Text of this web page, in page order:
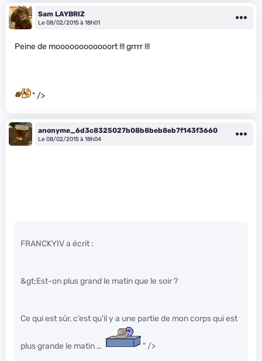
Sam LAYBRIZ
Le 08/02/2015 à 18h01
Peine de moooooooooooort !!! grrrr !!!
" />
anonyme_6d3c8325027b08b8beb8eb7f143f3660
Le 08/02/2015 à 18h04
FRANCKYIV a écrit :
&gt;Est-on plus grand le matin que le soir ?
Ce qui est sûr, c’est qu’il y a une partie de mon corps qui est
plus grande le matin … " />